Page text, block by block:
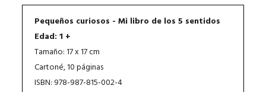
Pequeños curiosos - Mi libro de los 5 sentidos
Edad: 1 +
Tamaño: 17 x 17 cm
Cartoné, 10 páginas
ISBN: 978-987-815-002-4